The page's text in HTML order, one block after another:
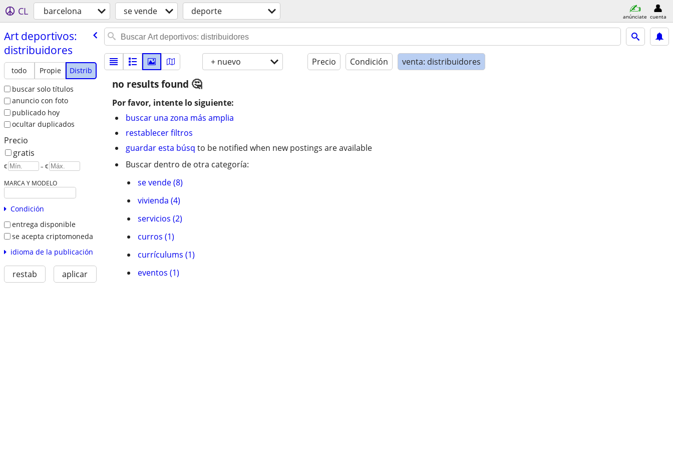
CL barcelona se vende deporte anúnciate cuenta
Art deportivos:
distribuidores
todo Propie
Distrib
buscar solo títulos
anuncio con foto
publicado hoy
ocultar duplicados
Precio
gratis
€ – €
MARCA Y MODELO
Condición
entrega disponible
se acepta criptomoneda
idioma de la publicación
restab aplicar
+ nuevo Precio Condición venta: distribuidores
no results found
Por favor, intente lo siguiente:
buscar una zona más amplia
restablecer filtros
guardar esta búsq to be notified when new postings are available
Buscar dentro de otra categoría:
se vende (8)
vivienda (4)
servicios (2)
curros (1)
currí­culums (1)
eventos (1)